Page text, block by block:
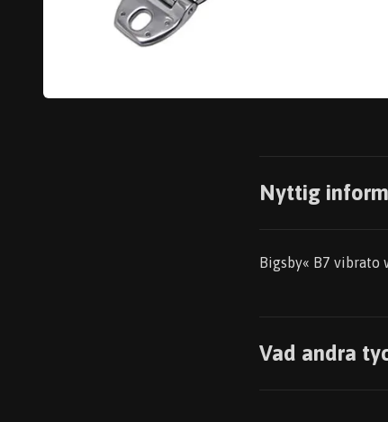
Nyttig
Bigsby« B7 vibrato
Vad andra